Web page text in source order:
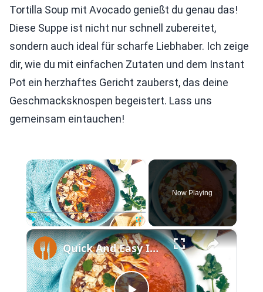
Tortilla Soup mit Avocado genießt du genau das!
Diese Suppe ist nicht nur schnell zubereitet,
sondern auch ideal für scharfe Liebhaber. Ich zeige
dir, wie du mit einfachen Zutaten und dem Instant
Pot ein herzhaftes Gericht zauberst, das deine
Geschmacksknospen begeistert. Lass uns
gemeinsam eintauchen!
×
Play Unmute Fullscreen
Now Playing
×
Quick And Easy Instant Pot Chicken Tortilla Soup Recipe